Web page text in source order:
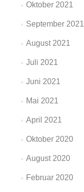
Oktober 2021
September 2021
August 2021
Juli 2021
Juni 2021
Mai 2021
April 2021
Oktober 2020
August 2020
Februar 2020